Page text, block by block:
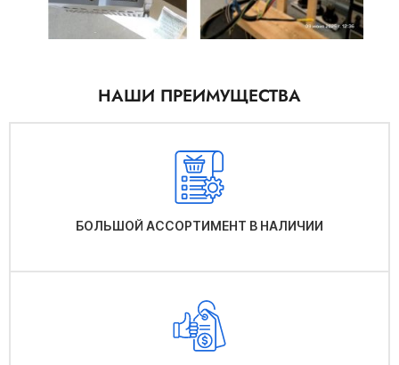
НАШИ ПРЕИМУЩЕСТВА
БОЛЬШОЙ АССОРТИМЕНТ В НАЛИЧИИ